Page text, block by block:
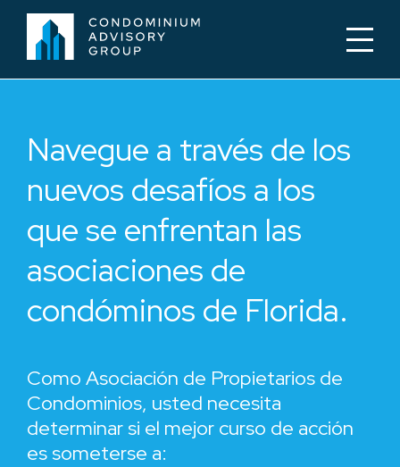
Navegue a través de los
nuevos desafíos a los
que se enfrentan las
asociaciones de
condóminos de Florida.
Como Asociación de Propietarios de
Condominios, usted necesita
determinar si el mejor curso de acción
es someterse a: